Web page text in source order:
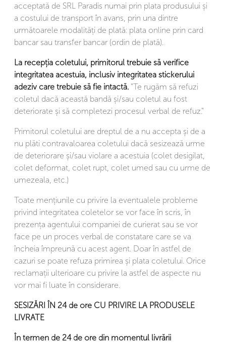
acceptată de SRL Paradis numai prin plata produsului și
a costului de transport în avans, prin una dintre
următoarele modalități de plată: plata online prin card
bancar sau transfer bancar (ordin de plată).
La recepția coletului, primitorul trebuie să verifice
integritatea acestuia, inclusiv integritatea stickerului
adeziv care trebuie să fie intactă. "Te rugăm să refuzi
coletul dacă această bandă și/sau coletul au fost
deteriorate și să completezi procesul verbal de refuz."
Primitorul coletului are dreptul de a nu accepta și de a
nu plăti contravaloarea coletului dacă sesizează urme
de deteriorare și/sau violare a acestuia (colet desigilat,
colet deformat, colet rupt, colet umed sau cu urme de
umezeala, etc.)
Toate mențiunile cu privire la eventualele probleme
privind integritatea coletelor se vor face în scris, în
prezența agentului companiei de curierat sau se vor
face pe un proces verbal de constatare care se va
încheia împreună cu acest agent. Doar în astfel de
cazuri se poate refuza primirea și plata coletului. Orice
reclamații ulterioare cu privire la astfel de aspecte nu
vor mai fi luate în considerare.
SESIZĂRI ÎN 24 de ore CU PRIVIRE LA PRODUSELE
LIVRATE
În termen de 24 de ore din momentul livrării